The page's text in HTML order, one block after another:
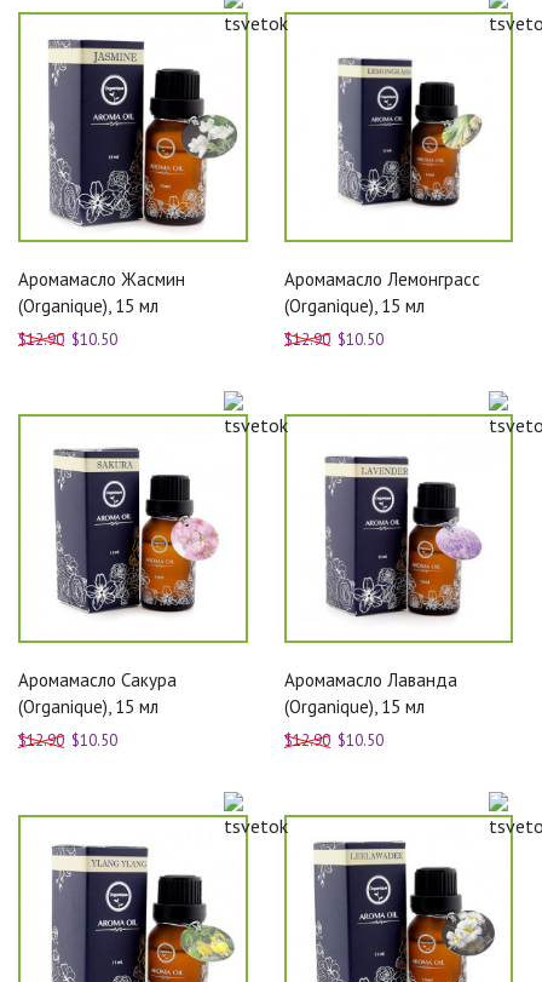
Аромамасло Жасмин
(Organique), 15 мл
$12.90 $10.50
Аромамасло Лемонграсс
(Organique), 15 мл
$12.90 $10.50
Аромамасло Сакура
(Organique), 15 мл
$12.90 $10.50
Аромамасло Лаванда
(Organique), 15 мл
$12.90 $10.50